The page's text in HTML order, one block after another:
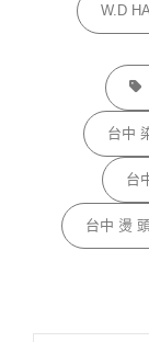
W.D
TAGS,
台中
台
台中 燙